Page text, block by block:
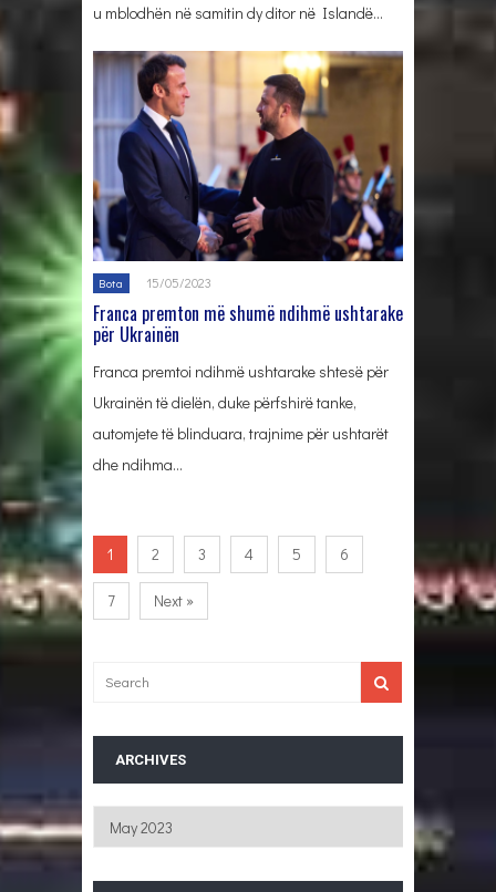
u mblodhën në samitin dy ditor në Islandë…
Bota 15/05/2023
Franca premton më shumë ndihmë ushtarake
për Ukrainën
Franca premtoi ndihmë ushtarake shtesë për
Ukrainën të dielën, duke përfshirë tanke,
automjete të blinduara, trajnime për ushtarët
dhe ndihma…
1 2 3 4 5 6
7 Next »
ARCHIVES
Archives